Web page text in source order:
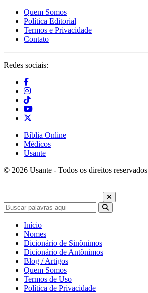
Quem Somos
Política Editorial
Termos e Privacidade
Contato
Redes sociais:
Bíblia Online
Médicos
Usante
© 2026 Usante - Todos os direitos
Início
Nomes
Dicionário de Sinônimos
Dicionário de Antônimos
Blog / Artigos
Quem Somos
Termos de Uso
Política de Privacidade